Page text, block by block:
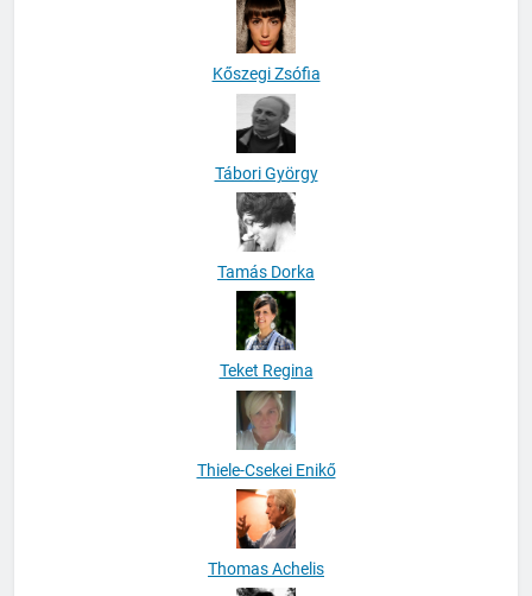
Kőszegi Zsófia
Tábori György
Tamás Dorka
Teket Regina
Thiele-Csekei Enikő
Thomas Achelis